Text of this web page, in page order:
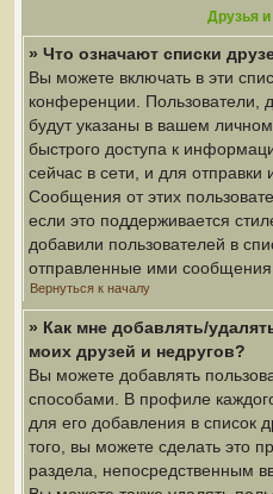
Друзья
» Что означают списки
Вы можете включать в эти
конференции. Пользователи,
будут указаны в вашем
быстрого доступа к
сейчас в сети, и для
Сообщения от этих
если это поддерживается
добавили пользователей в
отправленные ими
Вернуться к началу
» Как мне добавлять/
моих друзей и недругов?
Вы можете добавлять
способами. В профиле
для его добавления в список
того, вы можете сделать это
раздела, непосредственным